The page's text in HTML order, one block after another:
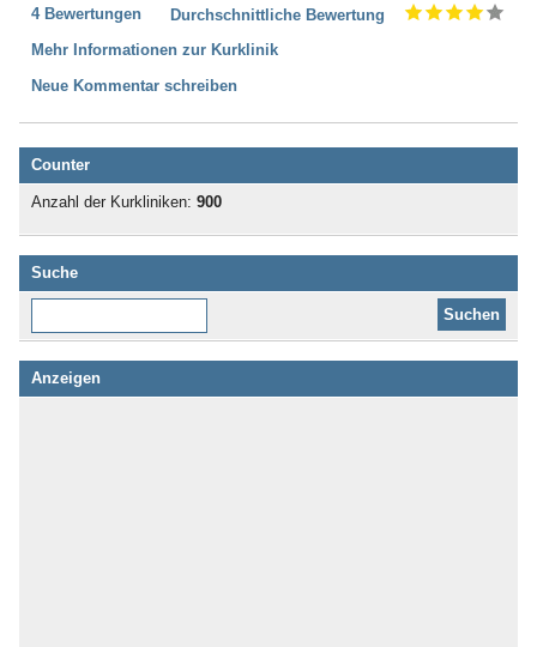
4 Bewertungen
Durchschnittliche Bewertung
Mehr Informationen zur Kurklinik
Neue Kommentar schreiben
Counter
Anzahl der Kurkliniken: 900
Suche
Anzeigen